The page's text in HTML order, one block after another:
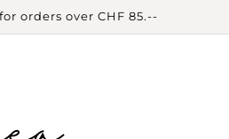
orders over CHF 85.--